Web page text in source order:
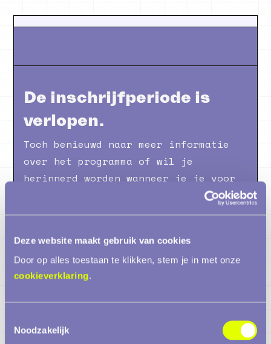
Deze website maakt gebruik van cookies
Door op alles toestaan te klikken, stem je in met onze
cookieverklaring.
Noodzakelijk
De inschrijfperiode is
verlopen.
Toch benieuwd naar meer informatie
over het programma of wil je
herinnerd worden wanneer je je voor
de volgende periode kan inschrijven?
Laat dan je e-mail achter en we
E-mailadres
Ik accepteer jullieprivacybeleid.